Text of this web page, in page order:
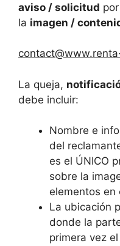
aviso / solicitud
la imagen /
La queja,
debe incluir:
Nombre e
del
es el ÚNICO
sobre la
elementos en
La ubicación
donde la
primera vez